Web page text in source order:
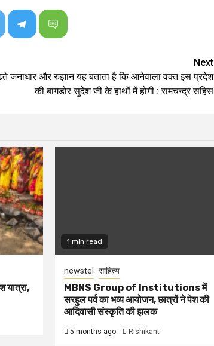
Next
जनाधार और रुझान यह बताता है कि आनेवाला वक्त इस प्रदेश
की बागडोर सुदेश जी के हाथों में होगी : रामचन्द्र सहिस
यात्रा,
1 min read
newstel साहित्य
MBNS Group of Institutions में
सरहुल पर्व का भव्य आयोजन, छात्रों ने पेश की
आदिवासी संस्कृति की झलक
5 months ago Rishikant